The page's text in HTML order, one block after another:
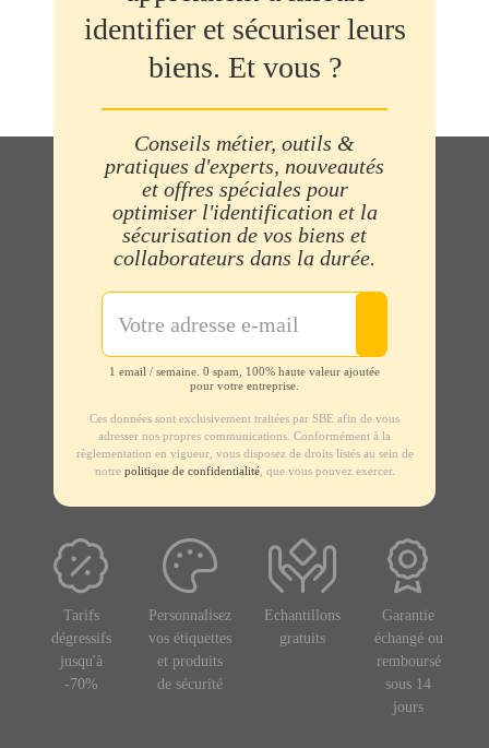
identifier et sécuriser leurs
biens. Et vous ?
Conseils métier, outils &
pratiques d'experts, nouveautés
et offres spéciales pour
optimiser l'identification et la
sécurisation de vos biens et
collaborateurs dans la durée.
1 email / semaine. 0 spam, 100% haute valeur ajoutée
pour votre entreprise.
Ces données sont exclusivement traitées par SBE afin de vous
adresser nos propres communications. Conformément à la
règlementation en vigueur, vous disposez de droits listés au sein de
notre politique de confidentialité, que vous pouvez exercer.
Tarifs
dégressifs
jusqu'à
-70%
Personnalisez
vos étiquettes
et produits
de sécurité
Echantillons
gratuits
Garantie
échangé ou
remboursé
sous 14
jours